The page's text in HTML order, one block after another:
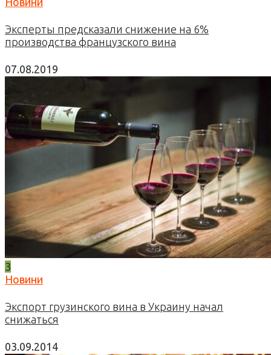
Эксперты предсказали снижение на 6%
производства французского вина
07.08.2019
3
Новини
Экспорт грузинского вина в Украину начал
снижаться
03.09.2014